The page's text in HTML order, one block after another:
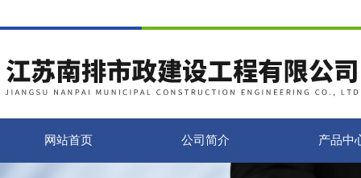
网站首页 公司简介 产品中